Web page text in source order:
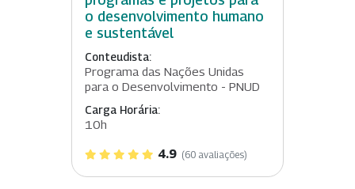
o desenvolvimento humano
e sustentável
Conteudista:
Programa das Nações Unidas
para o Desenvolvimento - PNUD
Carga Horária:
10h
4.9 (60 avaliações)